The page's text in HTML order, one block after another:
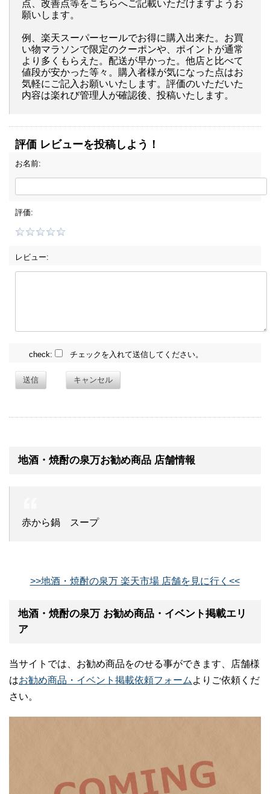
点、改善点等をこちらへご記載いただけますようお
願いします。
例、楽天スーパーセールでお得に購入出来た。お買
い物マラソンで限定のクーポンや、ポイントが通常
より多くもらえた。配送が早かった。他店と比べて
値段が安かった等々。購入者様が気になった点はお
気軽にご記入お願いいたします。評価のいただいた
内容は楽れび管理人が確認後、投稿いたします。
評価 レビューを投稿しよう！
お名前:
評価:
レビュー:
check: チェックを入れて送信してください。
送信 キャンセル
地酒・焼酎の泉万お勧め商品 店舗情報
赤から鍋 スープ
>>地酒・焼酎の泉万 楽天市場 店舗を見に行く<<
地酒・焼酎の泉万 お勧め商品・イベント掲載エリ
ア
当サイトでは、お勧め商品をのせる事ができます、店舗様
はお勧め商品・イベント掲載依頼フォーム よりご依頼くだ
さい。